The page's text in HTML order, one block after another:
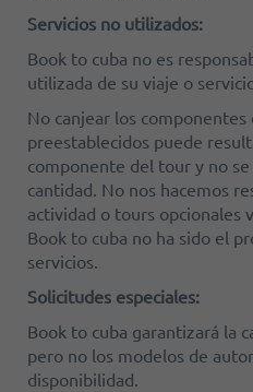
Servicios no utilizados:
Book to cuba no es
utilizada de su viaje o
No canjear los
preestablecidos puede
componente del tour y no
cantidad. No nos hacemos
actividad o tours opcionales
Book to cuba no ha sido el
servicios.
Solicitudes especiales:
Book to cuba garantizará la
pero no los modelos de
disponibilidad.